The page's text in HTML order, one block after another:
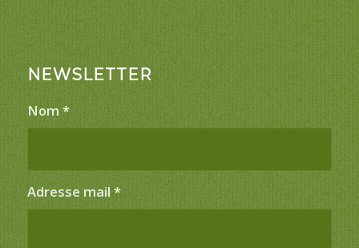
NEWSLETTER
Nom *
Adresse mail *